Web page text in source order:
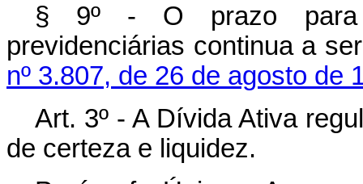
§ 9º - O prazo para
previdenciárias continua a
nº 3.807, de 26 de agosto de
Art. 3º - A Dívida Ativa
de certeza e liquidez.